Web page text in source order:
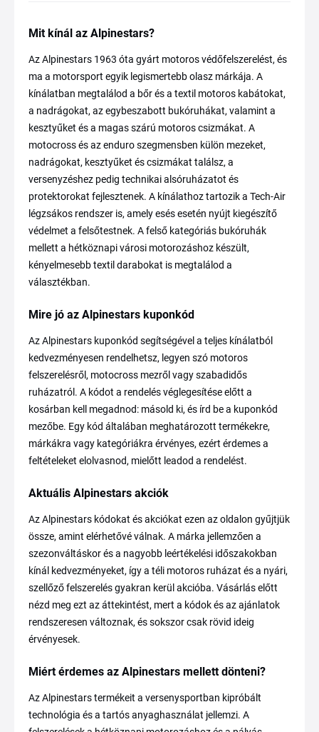
Mit kínál az Alpinestars?
Az Alpinestars 1963 óta gyárt motoros védőfelszerelést, és
ma a motorsport egyik legismertebb olasz márkája. A
kínálatban megtalálod a bőr és a textil motoros kabátokat,
a nadrágokat, az egybeszabott bukóruhákat, valamint a
kesztyűket és a magas szárú motoros csizmákat. A
motocross és az enduro szegmensben külön mezeket,
nadrágokat, kesztyűket és csizmákat találsz, a
versenyzéshez pedig technikai alsóruházatot és
protektorokat fejlesztenek. A kínálathoz tartozik a Tech-Air
légzsákos rendszer is, amely esés esetén nyújt kiegészítő
védelmet a felsőtestnek. A felső kategóriás bukóruhák
mellett a hétköznapi városi motorozáshoz készült,
kényelmesebb textil darabokat is megtalálod a
választékban.
Mire jó az Alpinestars kuponkód
Az Alpinestars kuponkód segítségével a teljes kínálatból
kedvezményesen rendelhetsz, legyen szó motoros
felszerelésről, motocross mezről vagy szabadidős
ruházatról. A kódot a rendelés véglegesítése előtt a
kosárban kell megadnod: másold ki, és írd be a kuponkód
mezőbe. Egy kód általában meghatározott termékekre,
márkákra vagy kategóriákra érvényes, ezért érdemes a
feltételeket elolvasnod, mielőtt leadod a rendelést.
Aktuális Alpinestars akciók
Az Alpinestars kódokat és akciókat ezen az oldalon gyűjtjük
össze, amint elérhetővé válnak. A márka jellemzően a
szezonváltáskor és a nagyobb leértékelési időszakokban
kínál kedvezményeket, így a téli motoros ruházat és a nyári,
szellőző felszerelés gyakran kerül akcióba. Vásárlás előtt
nézd meg ezt az áttekintést, mert a kódok és az ajánlatok
rendszeresen változnak, és sokszor csak rövid ideig
érvényesek.
Miért érdemes az Alpinestars mellett dönteni?
Az Alpinestars termékeit a versenysportban kipróbált
technológia és a tartós anyaghasználat jellemzi. A